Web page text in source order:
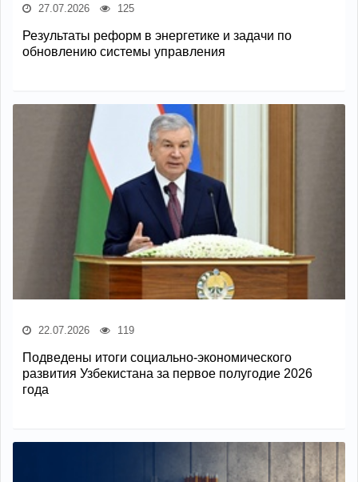
27.07.2026 125
Результаты реформ в энергетике и задачи по
обновлению системы управления
22.07.2026 119
Подведены итоги социально-экономического
развития Узбекистана за первое полугодие 2026
года